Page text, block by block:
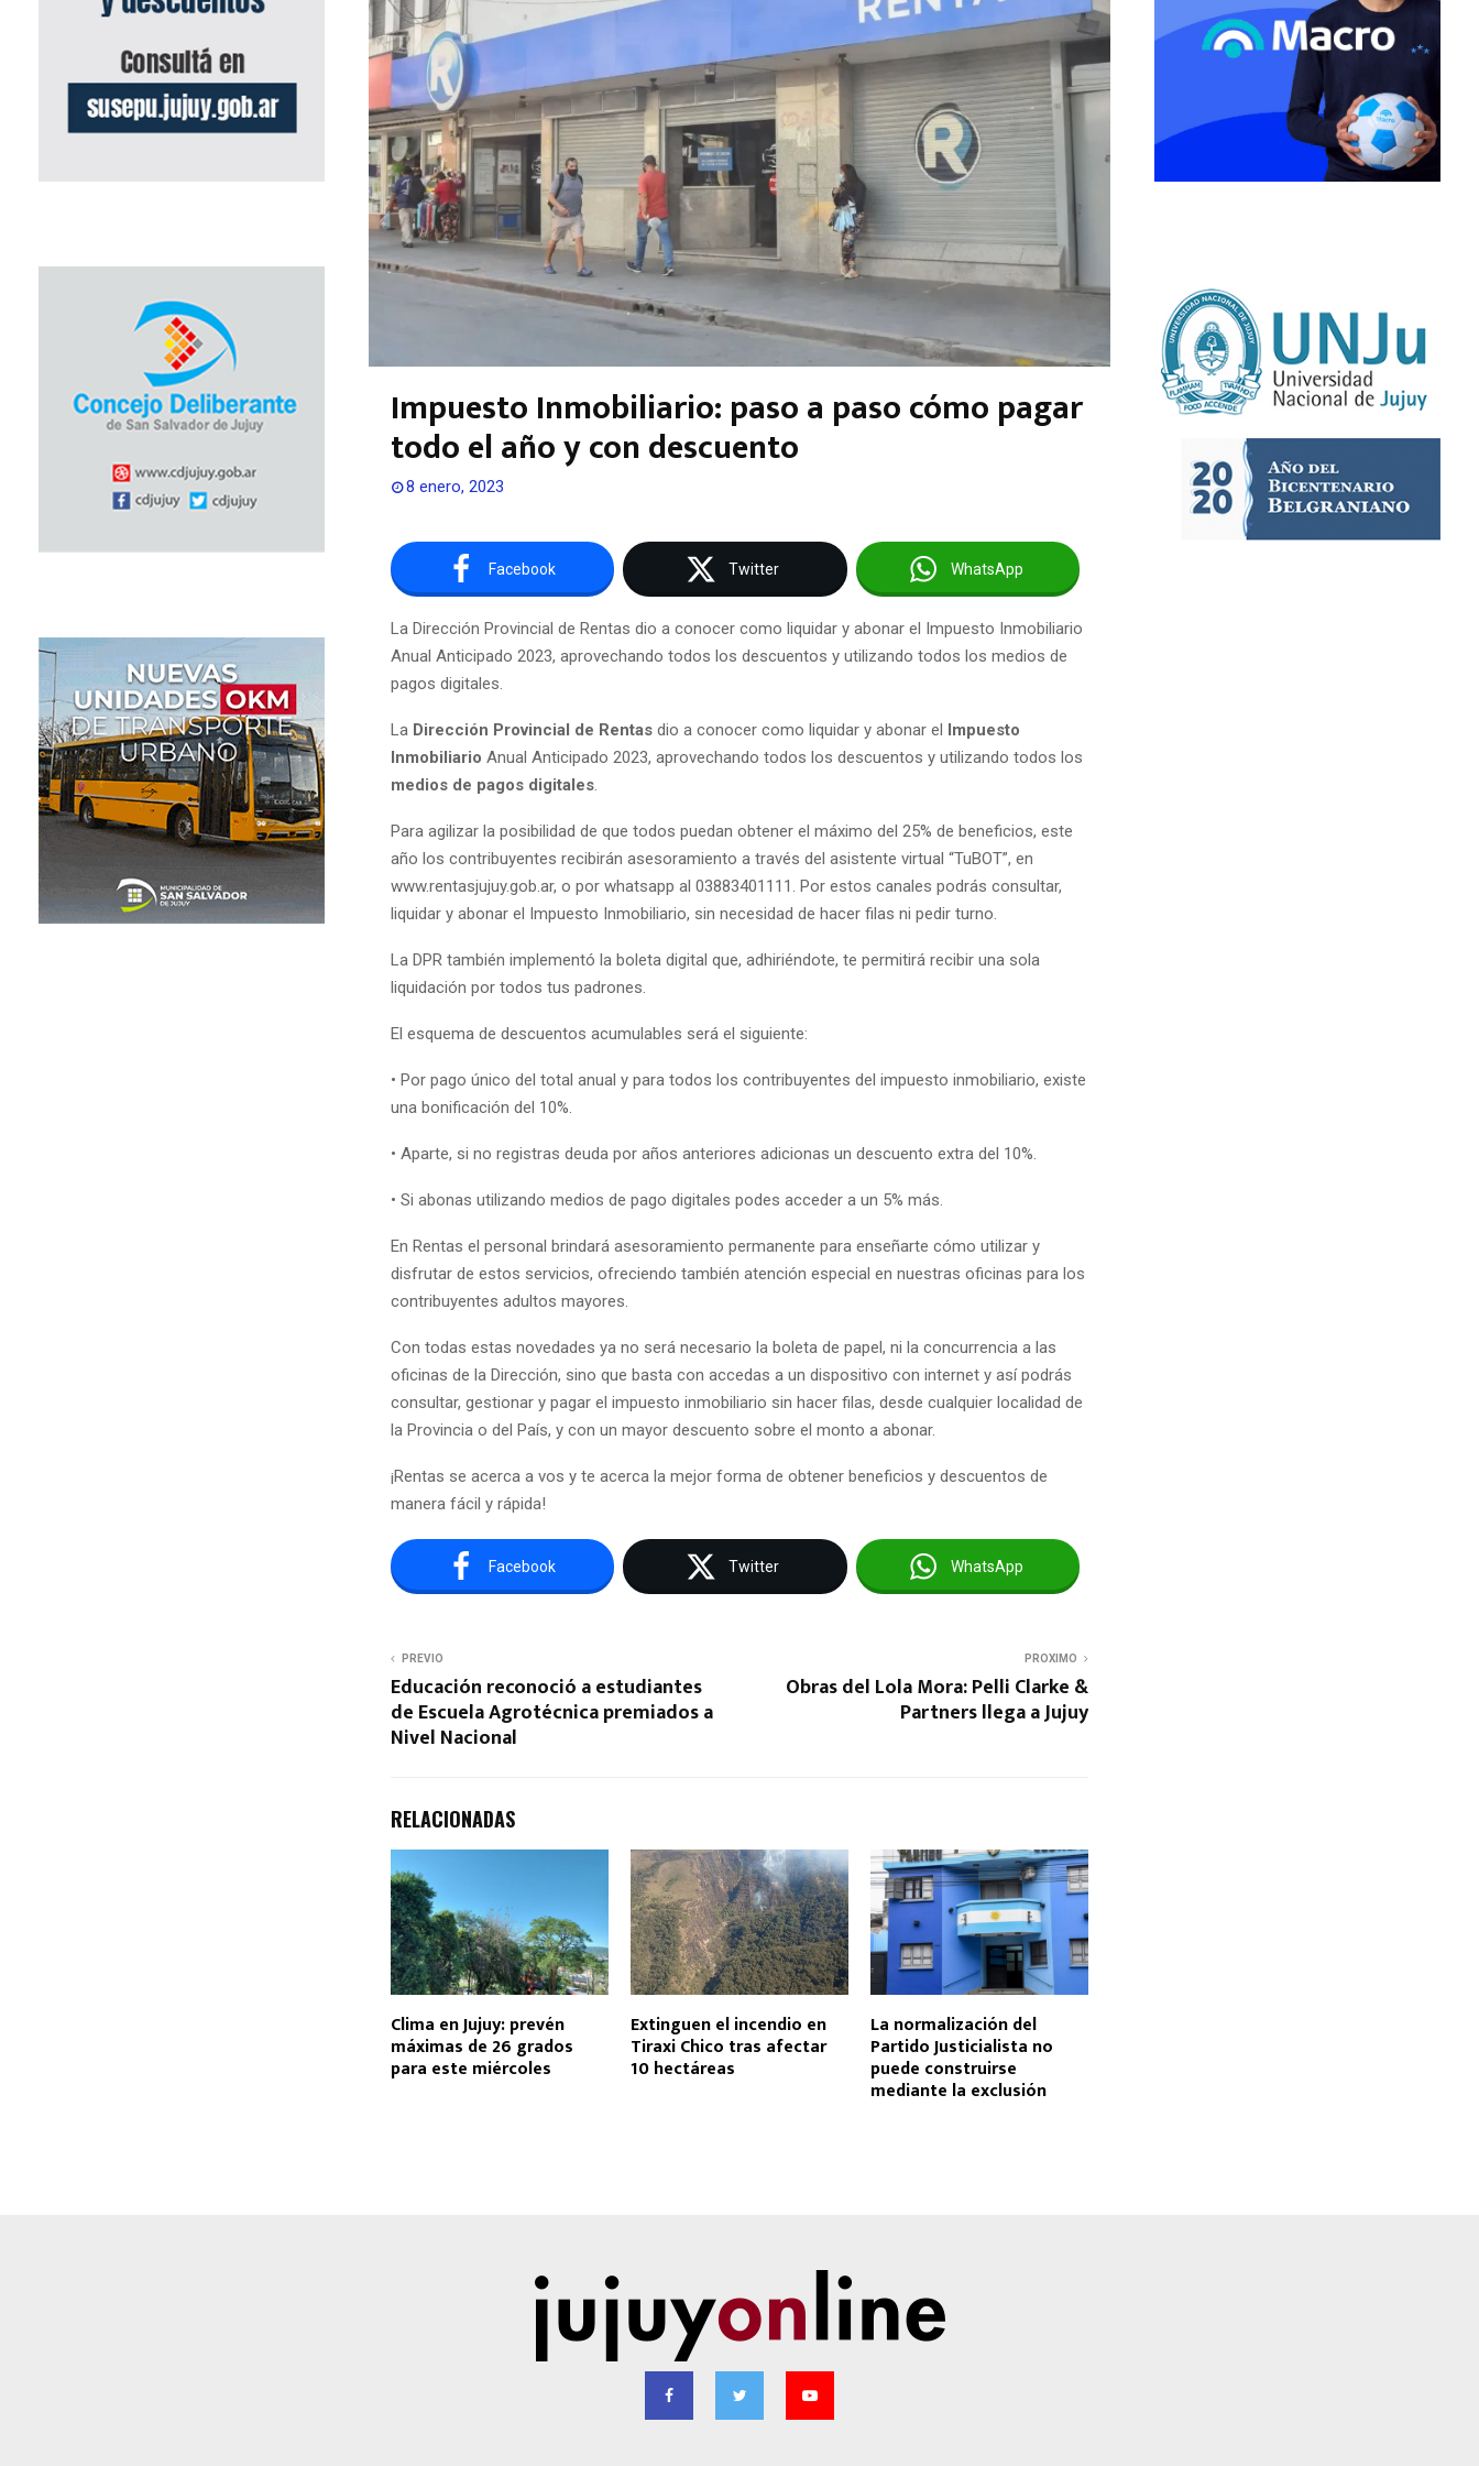
Impuesto Inmobiliario: paso a paso cómo pagar
todo el año y con descuento
8 enero, 2023
Facebook Twitter WhatsApp
La Dirección Provincial de Rentas dio a conocer como liquidar y abonar el Impuesto Inmobiliario
Anual Anticipado 2023, aprovechando todos los descuentos y utilizando todos los medios de
pagos digitales.
La Dirección Provincial de Rentas dio a conocer como liquidar y abonar el
Impuesto
Inmobiliario Anual Anticipado 2023, aprovechando todos los descuentos y utilizando todos los
medios de pagos digitales.
Para agilizar la posibilidad de que todos puedan obtener el máximo del 25% de beneficios, este
año los contribuyentes recibirán asesoramiento a través del asistente virtual “TuBOT”, en
www.rentasjujuy.gob.ar, o por whatsapp al 03883401111. Por estos canales podrás consultar,
liquidar y abonar el Impuesto Inmobiliario, sin necesidad de hacer filas ni pedir turno.
La DPR también implementó la boleta digital que, adhiriéndote, te permitirá recibir una sola
liquidación por todos tus padrones.
El esquema de descuentos acumulables será el siguiente:
• Por pago único del total anual y para todos los contribuyentes del impuesto inmobiliario, existe
una bonificación del 10%.
• Aparte, si no registras deuda por años anteriores adicionas un descuento extra del 10%.
• Si abonas utilizando medios de pago digitales podes acceder a un 5% más.
En Rentas el personal brindará asesoramiento permanente para enseñarte cómo utilizar y
disfrutar de estos servicios, ofreciendo también atención especial en nuestras oficinas para los
contribuyentes adultos mayores.
Con todas estas novedades ya no será necesario la boleta de papel, ni la concurrencia a las
oficinas de la Dirección, sino que basta con accedas a un dispositivo con internet y así podrás
consultar, gestionar y pagar el impuesto inmobiliario sin hacer filas, desde cualquier localidad de
la Provincia o del País, y con un mayor descuento sobre el monto a abonar.
¡Rentas se acerca a vos y te acerca la mejor forma de obtener beneficios y descuentos de
manera fácil y rápida!
Facebook Twitter WhatsApp
PREVIO
Educación reconoció a estudiantes
de Escuela Agrotécnica premiados a
Nivel Nacional
PROXIMO
Obras del Lola Mora: Pelli Clarke &
Partners llega a Jujuy
RELACIONADAS
Clima en Jujuy: prevén
máximas de 26 grados
para este miércoles
Extinguen el incendio en
Tiraxi Chico tras afectar
10 hectáreas
La normalización del
Partido Justicialista no
puede construirse
mediante la exclusión